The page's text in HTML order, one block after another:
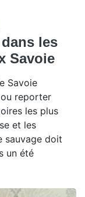
les
Savoie
Savoie
reporter
les plus
et les
sauvage doit
un été